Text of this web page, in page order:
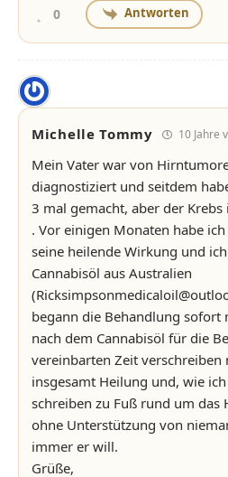
0 Antworten
Michelle Tommy 10 Jahre
Mein Vater war von
diagnostiziert und seitdem
3 mal gemacht, aber der
. Vor einigen Monaten habe
seine heilende Wirkung und
Cannabisöl aus Australien
begann die Behandlung sofort
nach dem Cannabisöl für die
vereinbarten Zeit verschreiben
insgesamt Heilung und, wie
schreiben zu Fuß rund um das
ohne Unterstützung von
immer er will.
Grüße,